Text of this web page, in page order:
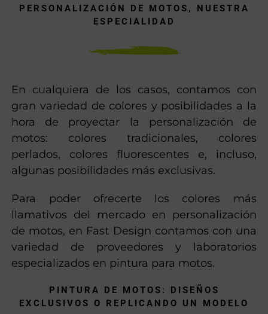
PERSONALIZACIÓN DE MOTOS, NUESTRA
ESPECIALIDAD
En cualquiera de los casos, contamos con
gran variedad de colores y posibilidades a la
hora de proyectar la personalización de
motos: colores tradicionales, colores
perlados, colores fluorescentes e, incluso,
algunas posibilidades más exclusivas.
Para poder ofrecerte los colores más
llamativos del mercado en personalización
de motos, en Fast Design contamos con una
variedad de proveedores y laboratorios
especializados en pintura para motos.
PINTURA DE MOTOS: DISEÑOS
EXCLUSIVOS O REPLICANDO UN MODELO